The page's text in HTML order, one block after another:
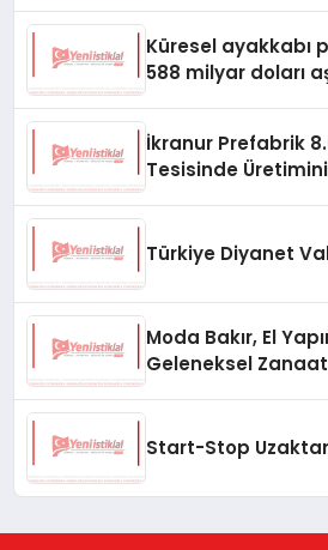
Küresel ayakkabı
588 milyar doları
İkranur Prefabrik
Tesisinde
Türkiye Diyanet
Moda Bakır, El
Geleneksel
Start-Stop